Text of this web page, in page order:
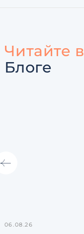
Читайте в
Блоге
06.08.26